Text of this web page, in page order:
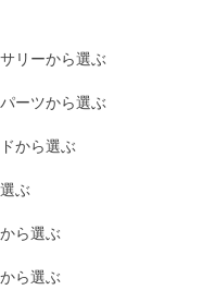
リーから選ぶ
ーツから選ぶ
から選ぶ
ぶ
ら選ぶ
ら選ぶ